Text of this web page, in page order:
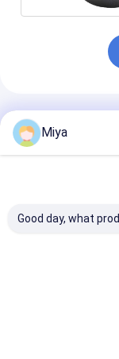
अनुशंसित उत्पाद
Miya
Good day, what